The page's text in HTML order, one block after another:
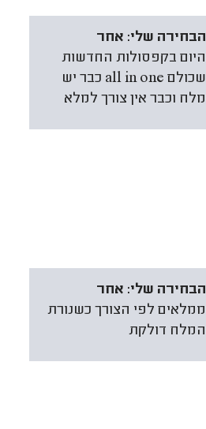
הבחירה שלי: אחר
היום בקפסולות החדשות
שכולם all in one כבר יש
מלח וכבר אין צורך למלא
הבחירה שלי: אחר
‏ממלאים לפי הצורך כשנורת
המלח דולקת